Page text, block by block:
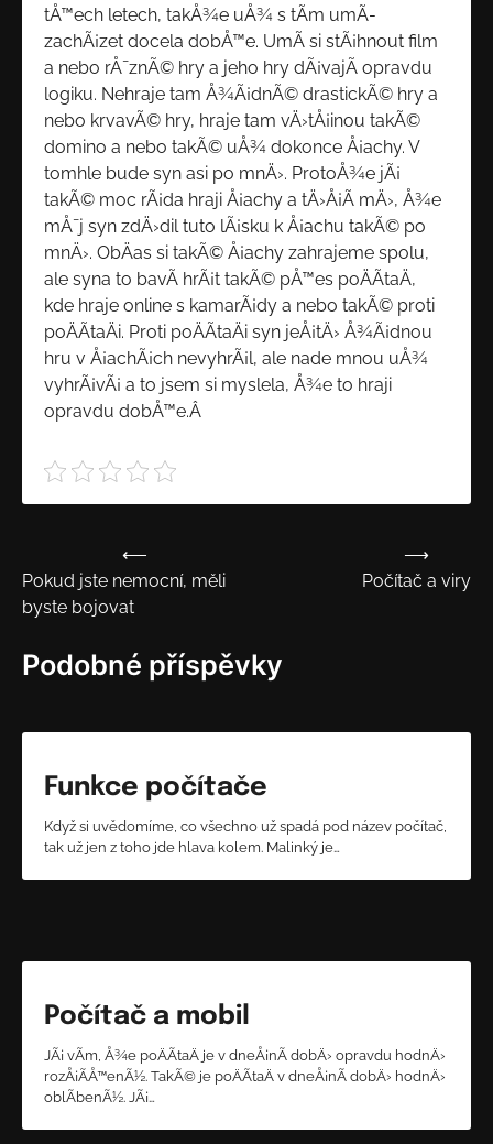
tÅ™ech letech, takÅ¾e uÅ¾ s tÃ­m umÃ­
zachÃ¡zet docela dobÅ™e. UmÃ­ si stÃ¡hnout film
a nebo rÅ¯znÃ© hry a jeho hry dÃ¡vajÃ­ opravdu
logiku. Nehraje tam Å¾Ã¡dnÃ© drastickÃ© hry a
nebo krvavÃ© hry, hraje tam vÄ›tÅ¡inou takÃ©
domino a nebo takÃ© uÅ¾ dokonce Å¡achy. V
tomhle bude syn asi po mnÄ›. ProtoÅ¾e jÃ¡
takÃ© moc rÃ¡da hraji Å¡achy a tÄ›Å¡Ã­ mÄ›, Å¾e
mÅ¯j syn zdÄ›dil tuto lÃ¡sku k Å¡achu takÃ© po
mnÄ›. ObÄas si takÃ© Å¡achy zahrajeme spolu,
ale syna to bavÃ­ hrÃ¡t takÃ© pÅ™es poÄÃ­taÄ,
kde hraje online s kamarÃ¡dy a nebo takÃ© proti
poÄÃ­taÄi. Proti poÄÃ­taÄi syn jeÅ¡tÄ› Å¾Ã¡dnou
hru v Å¡achÃ¡ch nevyhrÃ¡l, ale nade mnou uÅ¾
vyhrÃ¡vÃ¡ a to jsem si myslela, Å¾e to hraji
opravdu dobÅ™e.Â
Navigace
pro
příspěvek
⟵
Pokud jste nemocní, měli
byste bojovat
Počítač a viry
⟶
Podobné příspěvky
Funkce počítače
Když si uvědomíme, co všechno už spadá pod název počítač,
tak už jen z toho jde hlava kolem. Malinký je…
Počítač a mobil
JÃ¡ vÃ­m, Å¾e poÄÃ­taÄ je v dneÅ¡nÃ­ dobÄ› opravdu hodnÄ›
rozÅ¡Ã­Å™enÃ½. TakÃ© je poÄÃ­taÄ v dneÅ¡nÃ­ dobÄ› hodnÄ›
oblÃ­benÃ½. JÃ¡…